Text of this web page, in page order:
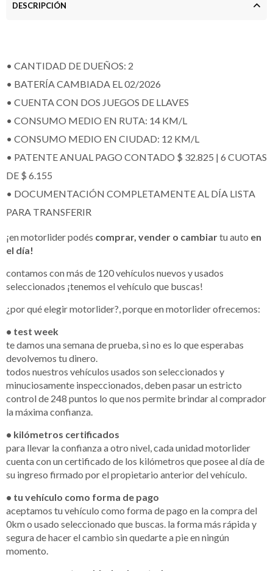
DESCRIPCIÓN
• CANTIDAD DE DUEÑOS: 2
• BATERÍA CAMBIADA EL 02/2026
• CUENTA CON DOS JUEGOS DE LLAVES
• CONSUMO MEDIO EN RUTA: 14 KM/L
• CONSUMO MEDIO EN CIUDAD: 12 KM/L
• PATENTE ANUAL PAGO CONTADO $ 32.825 | 6 CUOTAS
DE $ 6.155
• DOCUMENTACIÓN COMPLETAMENTE AL DÍA LISTA
PARA TRANSFERIR
¡en motorlider podés comprar, vender o cambiartu auto en
el día!
contamos con más de 120 vehículos nuevos y usados
seleccionados ¡tenemos el vehículo que buscas!
¿por qué elegir motorlider?, porque en motorlider ofrecemos:
• test week
te damos una semana de prueba, si no es lo que esperabas
devolvemos tu dinero.
todos nuestros vehículos usados son seleccionados y
minuciosamente inspeccionados, deben pasar un estricto
control de 248 puntos lo que nos permite brindar al comprador
la máxima confianza.
• kilómetros certificados
para llevar la confianza a otro nivel, cada unidad motorlider
cuenta con un certificado de los kilómetros que posee al día de
su ingreso firmado por el propietario anterior del vehículo.
• tu vehículo como forma de pago
aceptamos tu vehículo como forma de pago en la compra del
0km o usado seleccionado que buscas. la forma más rápida y
segura de hacer el cambio sin quedarte a pie en ningún
momento.